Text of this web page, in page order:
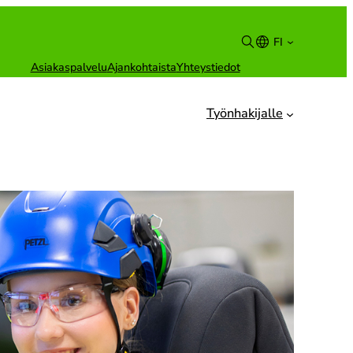
AsiakaspalveluAjankohtaistaYhteystiedot
FI
Suomi
Työnhakijalle